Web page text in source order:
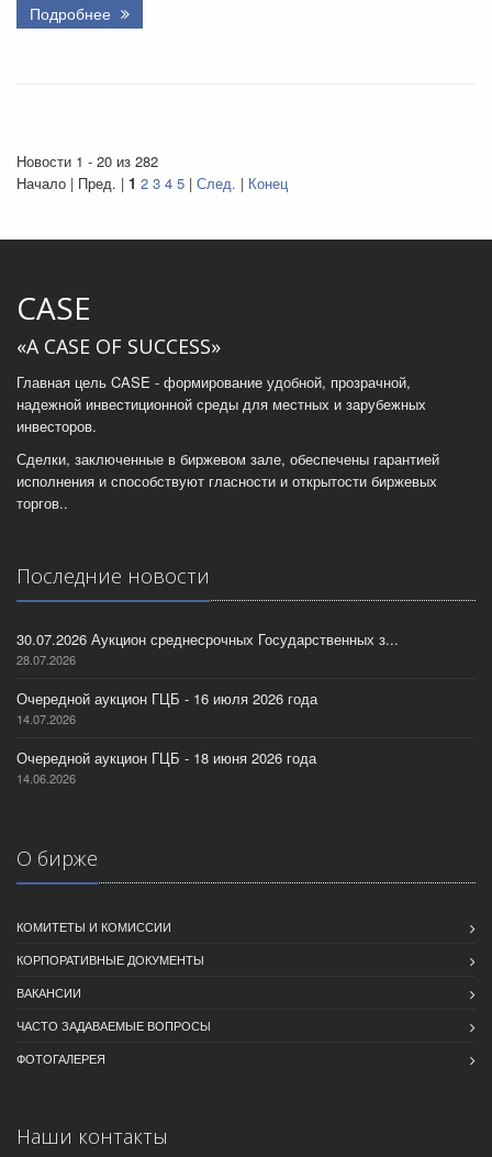
Подробнее
Новости 1 - 20 из 282
Начало | Пред. | 1 2 3 4 5 | След. | Конец
CASE
«A CASE OF SUCCESS»
Главная цель CASE - формирование удобной, прозрачной,
надежной инвестиционной среды для местных и зарубежных
инвесторов.
Сделки, заключенные в биржевом зале, обеспечены гарантией
исполнения и способствуют гласности и открытости биржевых
торгов..
Последние новости
30.07.2026 Аукцион среднесрочных Государственных з...
28.07.2026
Очередной аукцион ГЦБ - 16 июля 2026 года
14.07.2026
Очередной аукцион ГЦБ - 18 июня 2026 года
14.06.2026
О бирже
КОМИТЕТЫ И КОМИССИИ
КОРПОРАТИВНЫЕ ДОКУМЕНТЫ
ВАКАНСИИ
ЧАСТО ЗАДАВАЕМЫЕ ВОПРОСЫ
ФОТОГАЛЕРЕЯ
Наши контакты